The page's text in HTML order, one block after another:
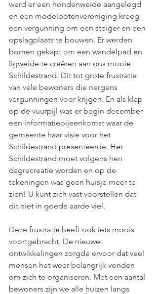
werd er een hondenweide aangelegd
en een modelbotenvereniging kreeg
een vergunning om een steiger en een
opslagplaats te bouwen. Er werden
bomen gekapt om een wandelpad en
ligweide te creëren aan ons mooie
Schildestrand. Dit tot grote frustratie
van vele bewoners die nergens
vergunningen voor krijgen. En als klap
op de vuurpijl was er begin december
een informatiebijeenkomst waar de
gemeente haar visie voor het
Schildestrand presenteerde. Het
Schildestrand moet volgens hen
dagrecreatie worden en op de
tekeningen was geen huisje meer te
zien! U kunt zich vast voorstellen dat
dit niet in goede aarde viel.
Deze frustratie heeft ook iets moois
voortgebracht. De nieuwe
ontwikkelingen zorgde ervoor dat veel
mensen het weer belangrijk vonden
om zich te organiseren. Met een aantal
bewoners zijn we alle huizen langs